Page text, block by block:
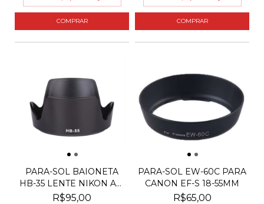
PARA-SOL BAIONETA
HB-35 LENTE NIKON AF-
S...
R$95,00
PARA-SOL EW-60C PARA
CANON EF-S 18-55MM
R$65,00